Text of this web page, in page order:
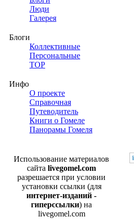
Люди
Галерея
Блоги
Коллективные
Персональные
TOP
Инфо
О проекте
Справочная
Путеводитель
Книги о Гомеле
Панорамы Гомеля
Использование материалов
сайта livegomel.com
разрешается при условии
установки ссылки (для
интернет-изданий -
гиперссылки) на
livegomel.com